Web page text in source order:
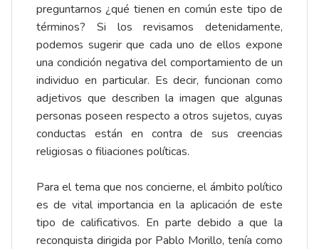
preguntarnos ¿qué tienen en común este tipo de
términos? Si los revisamos detenidamente,
podemos sugerir que cada uno de ellos expone
una condición negativa del comportamiento de un
individuo en particular. Es decir, funcionan como
adjetivos que describen la imagen que algunas
personas poseen respecto a otros sujetos, cuyas
conductas están en contra de sus creencias
religiosas o filiaciones políticas.
Para el tema que nos concierne, el ámbito político
es de vital importancia en la aplicación de este
tipo de calificativos. En parte debido a que la
reconquista dirigida por Pablo Morillo, tenía como